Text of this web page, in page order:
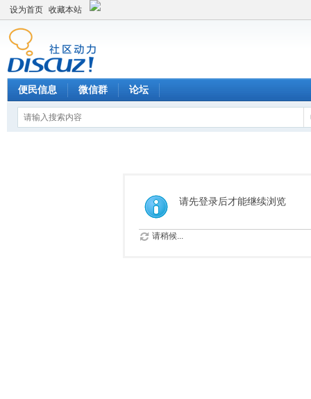
设为首页 收藏本站
便民信息 微信群 论坛
请先登录后才能继续浏览
请稍候...